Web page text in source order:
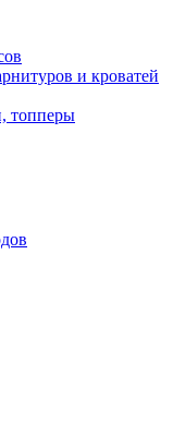
и кроватей
топперы